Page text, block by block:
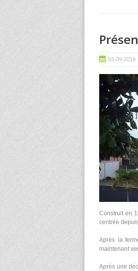
03-09-2019
Construit en
centrée
Après la
maintenant
Après une